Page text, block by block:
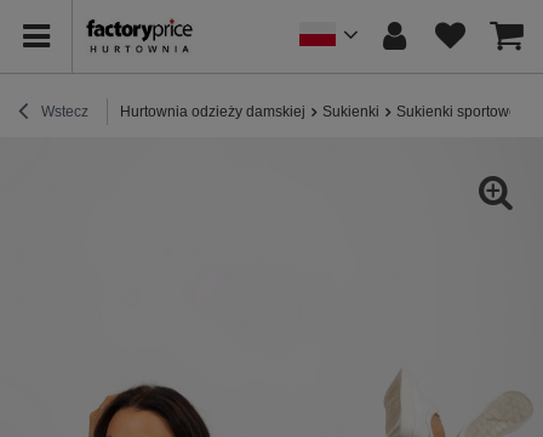
Wstecz Hurtownia odzieży damskiej Sukienki Sukienki sportowe /